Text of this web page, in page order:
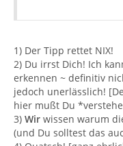
1) Der Tipp rettet NIX!
2) Du irrst Dich! Ich
erkennen ~ definitiv
jedoch unerlässlich!
hier mußt Du
3) Wir wissen warum
(und Du solltest das